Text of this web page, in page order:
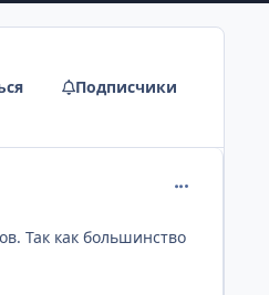
Подписчики
Так как большинство